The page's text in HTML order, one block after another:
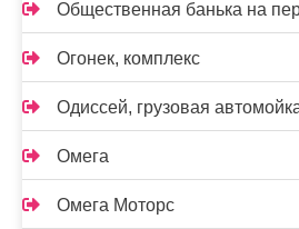
Общественная банька на
Огонек, комплекс
Одиссей, грузовая
Омега
Омега Моторс